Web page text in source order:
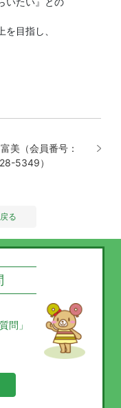
目指し、
美（会員番号：
5349）
る
問」